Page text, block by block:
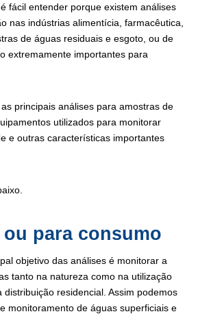
fácil entender porque existem análises
nas indústrias alimentícia, farmacêutica,
de águas residuais e esgoto, ou de
extremamente importantes para
principais análises para amostras de
utilizados para monitorar
e outras características importantes
para consumo
objetivo das análises é monitorar a
tanto na natureza como na utilização
residencial. Assim podemos
monitoramento de águas superficiais e